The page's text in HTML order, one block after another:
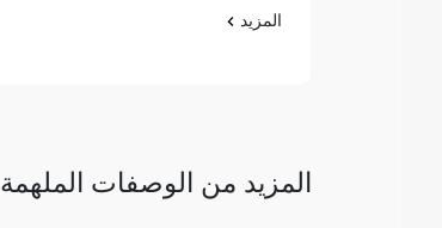
المزيد
المزيد من الوصفات الملهمة